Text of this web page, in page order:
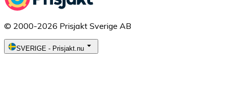
© 2000-2026 Prisjakt Sverige AB
SVERIGE - Prisjakt.nu